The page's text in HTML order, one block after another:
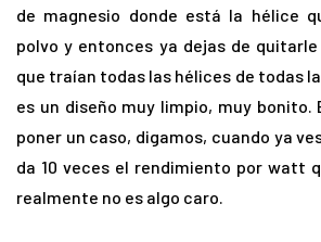
de magnesio donde está la hélice
polvo y entonces ya dejas de
que traían todas las hélices de todas
es un diseño muy limpio, muy
poner un caso, digamos, cuando ya
da 10 veces el rendimiento por watt
realmente no es algo caro.